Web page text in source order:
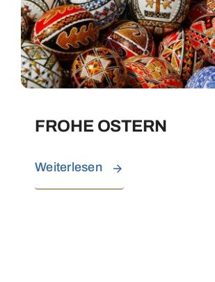
FROHE OSTERN
Weiterlesen